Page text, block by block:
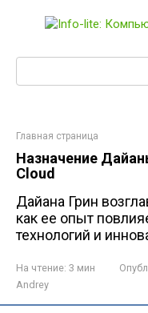
Главная страница
Назначение
Cloud
Дайана Грин
как ее опыт
технологий и
На чтение: 3 мин
Andrey